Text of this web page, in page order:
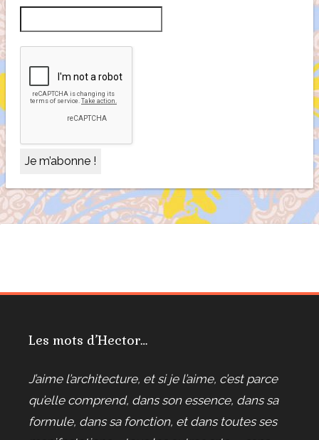
Les mots d’Hector…
J’aime l’architecture, et si je l’aime, c’est parce
qu’elle comprend, dans son essence, dans sa
formule, dans sa fonction, et dans toutes ses